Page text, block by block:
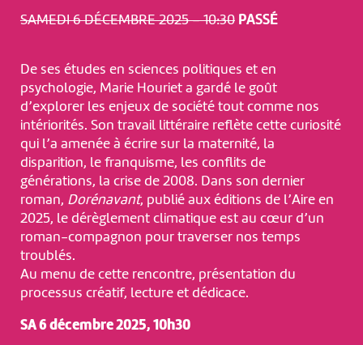
SAMEDI 6 DÉCEMBRE 2025 – 10:30 PASSÉ
De ses études en sciences politiques et en
psychologie, Marie Houriet a gardé le goût
d’explorer les enjeux de société tout comme nos
intériorités. Son travail littéraire reflète cette curiosité
qui l’a amenée à écrire sur la maternité, la
disparition, le franquisme, les conflits de
générations, la crise de 2008. Dans son dernier
roman, Dorénavant, publié aux éditions de l’Aire en
2025, le dérèglement climatique est au cœur d’un
roman-compagnon pour traverser nos temps
troublés.
Au menu de cette rencontre, présentation du
processus créatif, lecture et dédicace.
SA 6 décembre 2025, 10h30